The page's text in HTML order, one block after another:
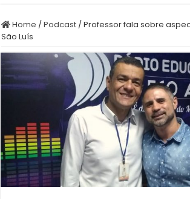
Home /Podcast /Professor fala sobre
São Luís